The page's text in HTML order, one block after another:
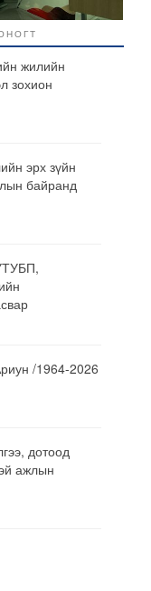
жилийн
зохион
эрх зүйн
байранд
/1964-2026
дотоод
ажлын